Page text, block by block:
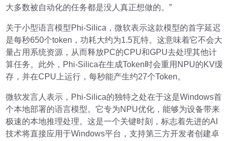
大多数被自动化的任务都是没人真正想做的。”
关于小型语言模型Phi-Silica，微软表示这款模型的首字延迟
是每秒650个token，功耗大约为1.5瓦特。这意味着它不会大
量占用系统资源，从而释放PC的CPU和GPU去处理其他计
算任务。此外，Phi-Silica在生成Token时会重用NPU的KV缓
存，并在CPU上运行，每秒能产生约27个Token。
微软发言人表示，Phi-Silica的独特之处在于这是Windows首
个本地部署的语言模型。它专为NPU优化，能够为设备带来
极速的本地推理处理。这是一个关键时刻，标志着先进的AI
技术将直接应用于Windows平台，支持第三方开发者创建卓